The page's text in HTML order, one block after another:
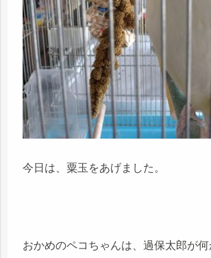
今日は、粟玉をあげました。
おかめのペコちゃんは、過保太郎が